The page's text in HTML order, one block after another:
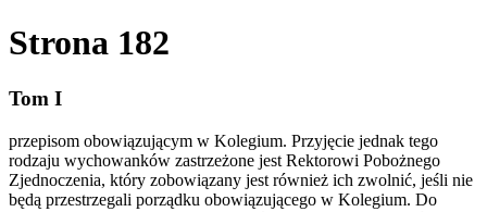
Strona 182
Tom I
przepisom obowiązującym w Kolegium. Przyjęcie jednak tego
rodzaju wychowanków zastrzeżone jest Rektorowi Pobożnego
Zjednoczenia, który zobowiązany jest również ich zwolnić, jeśli nie
będą przestrzegali porządku obowiązującego w Kolegium. Do